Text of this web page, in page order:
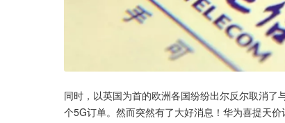
同时，以英国为首的欧洲各国纷纷出尔反尔取消
个5G订单。然而突然有了大好消息！华为喜提天